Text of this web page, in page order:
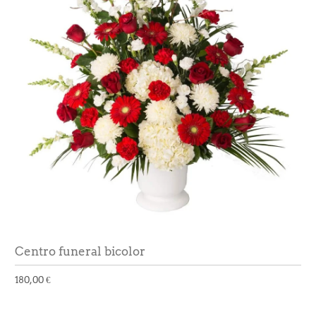
Centro funeral bicolor
180,00 €